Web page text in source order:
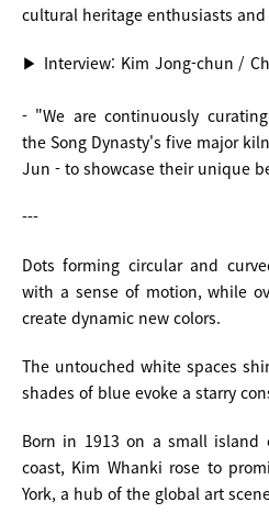
cultural heritage enthusiasts
▶ Interview: Kim Jong-chun /
- "We are continuously
the Song Dynasty's five major
Jun - to showcase their unique
---
Dots forming circular and
with a sense of motion, while
create dynamic new colors.
The untouched white spaces
shades of blue evoke a starry
Born in 1913 on a small island
coast, Kim Whanki rose to
York, a hub of the global art